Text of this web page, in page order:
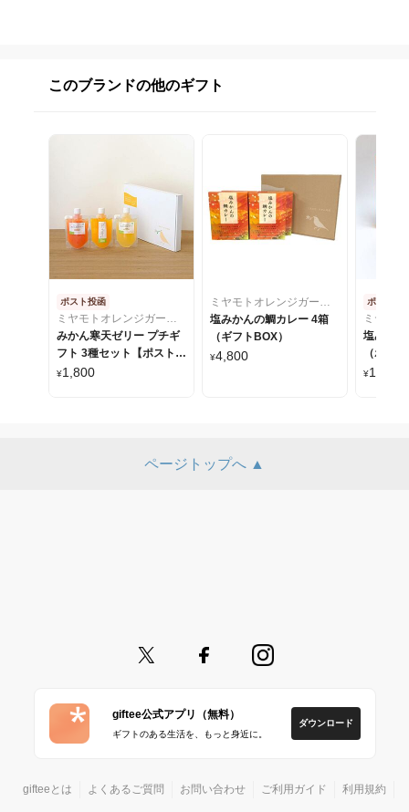
このブランドの他のギフト
ポスト投函
ミヤモトオレンジガーデン
みかん寒天ゼリー プチギ
フト 3種セット【ポスト投
函】
¥1,800
ミヤモトオレンジガーデン
塩みかんの鯛カレー 4箱
（ギフトBOX）
¥4,800
ポスト投
塩みか
（ポス
¥1,150
ページトップへ ▲
giftee公式アプリ（無料）
ギフトのある生活を、もっと身近に。
ダウンロード
gifteeとは よくあるご質問 お問い合わせ ご利用ガイド 利用規約